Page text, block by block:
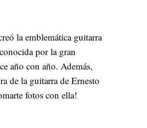
la emblemática guitarra
por la gran
año con año. Además,
de la guitarra de Ernesto
fotos con ella!